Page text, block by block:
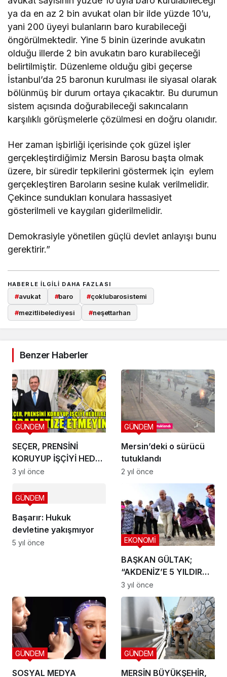
ya da en az 2 bin avukat olan bir ilde yüzde 10’u,
yani 200 üyeyi bulanların baro kurabileceği
öngörülmektedir. Yine 5 binin üzerinde avukatın
olduğu illerde 2 bin avukatın baro kurabileceği
belirtilmiştir. Düzenleme olduğu gibi geçerse
İstanbul’da 25 baronun kurulması ile siyasal olarak
bölünmüş bir durum ortaya çıkacaktır. Bu durumun
sistem açısında doğurabileceği sakıncaların
karşılıklı görüşmelerle çözülmesi en doğru olanıdır.
Her zaman işbirliği içerisinde çok güzel işler
gerçekleştirdiğimiz Mersin Barosu başta olmak
üzere, bir süredir tepkilerini göstermek için eylem
gerçekleştiren Baroların sesine kulak verilmelidir.
Çekince sundukları konulara hassasiyet
gösterilmeli ve kaygıları giderilmelidir.
Demokrasiyle yönetilen güçlü devlet anlayışı bunu
gerektirir.”
HABERLE ILGILI DAHA FAZLASI
#avukat #baro #çoklubarosistemi
#mezitlibelediyesi #neşettarhan
Benzer Haberler
SEÇER, PRENSİNİ
KORUYUP İŞÇİYİ HEDEF
ALDI! DRAMATİZE
GÜNDEM
3 yıl önce
Mersin’deki o sürücü
tutuklandı
GÜNDEM
2 yıl önce
Başarır: Hukuk
devletine yakışmıyor
GÜNDEM
5 yıl önce
BAŞKAN GÜLTAK;
“AKDENİZ’E 5 YILDIR
EKTİĞİMİ, 2024 YILI
MART AYINDA BİÇMEK
İSTİYORUM”
EKONOMİ
3 yıl önce
SOSYAL MEDYA
GÜNDEM
MERSİN BÜYÜKŞEHİR,
GÜNDEM